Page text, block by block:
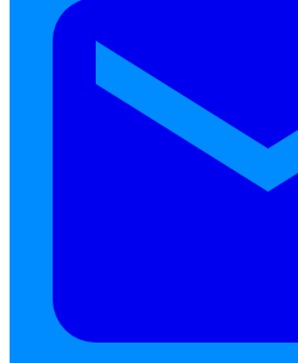
แบบฟอร์มประเมินพนักงาน
บริการรับทำเงินเดือน
Human Soft